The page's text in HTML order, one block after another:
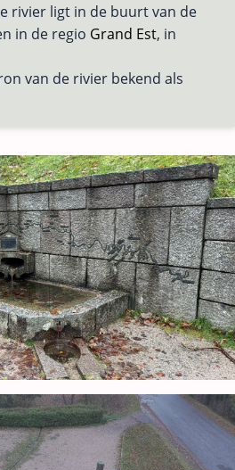
rivier ligt in de buurt van de
in de regio Grand Est, in
van de rivier bekend als